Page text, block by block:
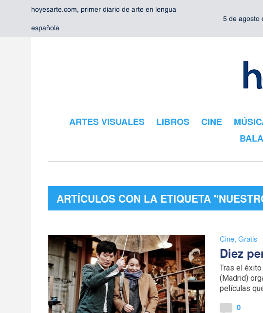
hoyesarte.com, primer diario de arte en lengua
española
5 de agosto
ARTES VISUALES LIBROS CINE
ARTÍCULOS CON LA ETIQUETA
Cine,Gratis
Diez
Tras el
(Madrid)
películas
0